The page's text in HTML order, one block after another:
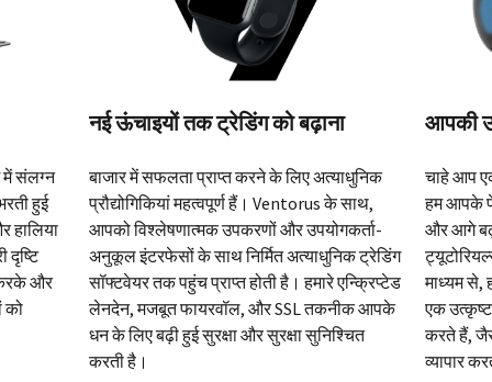
के साथ,
ट्रेडिंग
आपके
आपकी उपलब्धियों को सबसे आगे रखना
चाहे आप एक नौसिखिया हों या एक विशेषज्ञ व्यापारी,
हम आपके पेशेवर यात्रा और उपलब्धियों में आपको
और आगे बढ़ाने के लिए समर्पित हैं। हमारे ऑनलाइन
ट्यूटोरियल्स, लेखों, और ऑन-डिमांड वीडियो के
माध्यम से, हम आपको ज्ञान और कौशल प्रदान करके
एक उत्कृष्ट व्यापारी बनने में सशक्त बनाने का प्रयास
करते हैं, जैसे कि आप जिन सबसे वांछित संपत्तियों का
व्यापार करते हैं।
जब आप
होते हैं,
निवेश
आर्थिक
हमारे
सशक्त